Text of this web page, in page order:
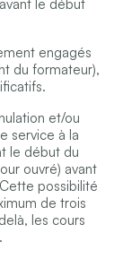
le début
engagés
du formateur),
et/ou
service à la
le début du
ouvré) avant
possibilité
de trois
les cours